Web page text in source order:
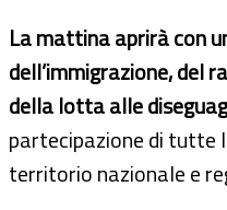
La mattina aprirà con
dell’immigrazione, del
della lotta alle
partecipazione di tutte
territorio nazionale e